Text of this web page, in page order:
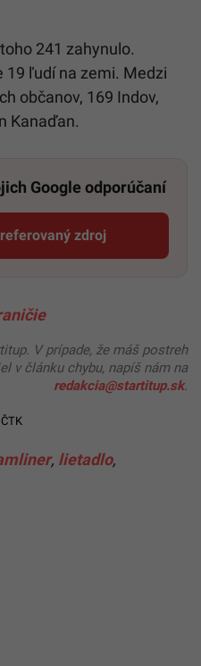
241 zahynulo.
19 ľudí na zemi. Medzi
občanov, 169 Indov,
Kanaďan.
Google odporúčaní
zdroj
Startitup, odkaz sa otvorí v
V prípade, že máš postreh
v článku chybu, napíš nám na
redakcia@startitup.sk.
ČTK
, lietadlo,